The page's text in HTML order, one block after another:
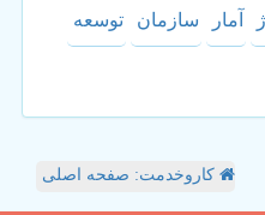
آمار سازمان توسعه
کاروخدمت: صفحه اصلی